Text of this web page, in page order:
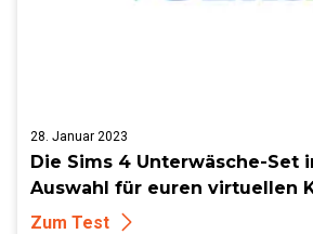
28. Januar 2023
Die Sims 4 Unterwäsche-Set
Auswahl für euren virtuellen
Zum Test